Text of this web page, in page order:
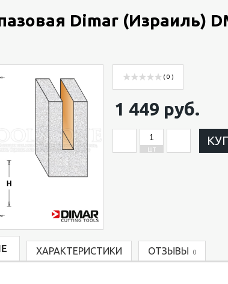
Dimar (Израиль)
( 0 )
1 449 руб.
ШТ
ХАРАКТЕРИСТИКИ ОТЗЫВЫ 0